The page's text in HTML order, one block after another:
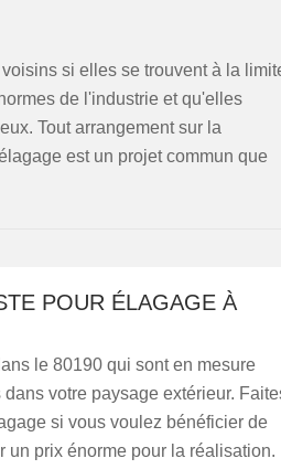
si elles se trouvent à la
de l'industrie et qu'elles
Tout arrangement sur la
est un projet commun que
POUR ÉLAGAGE À
le 80190 qui sont en mesure
votre paysage extérieur.
si vous voulez bénéficier de
un prix énorme pour la réalisation.